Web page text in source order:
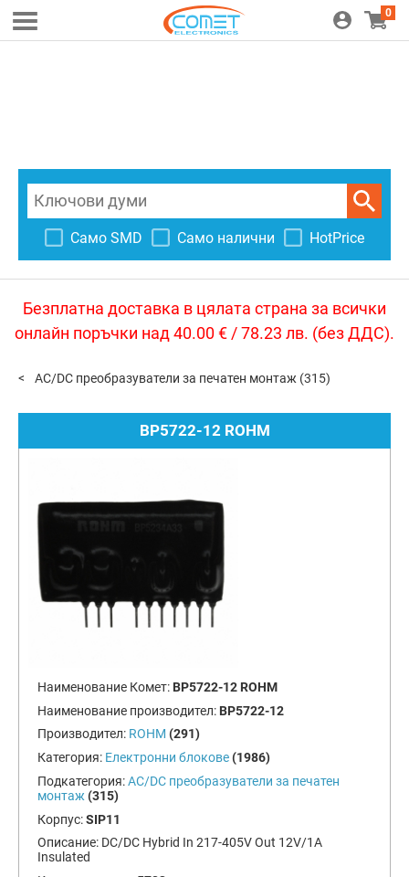
0
Само SMD Само налични HotPrice
Безплатна доставка в цялата страна за всички
онлайн поръчки над 40.00 € / 78.23 лв. (без ДДС).
AC/DC преобразуватели за печатен монтаж (315)
BP5722-12 ROHM
Наименование Комет: BP5722-12 ROHM
Наименование производител: BP5722-12
Производител: ROHM (291)
Категория: Електронни блокове (1986)
Подкатегория:AC/DC преобразуватели за печатен
монтаж (315)
Корпус:SIP11
Описание: DC/DC Hybrid In 217-405V Out 12V/1A
Insulated